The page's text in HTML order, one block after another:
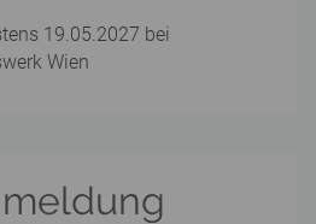
19.05.2027 bei
Wien